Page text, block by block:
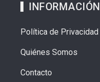
INFORMACIÓN
Política de Privacidad
Quiénes Somos
Contacto